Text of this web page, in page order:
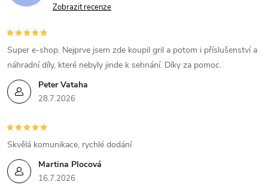
Zobrazit recenze
Peter Vataha
28.7.2026
Super e-shop. Nejprve jsem zde koupil gril a potom i příslušenství a
náhradní díly, které nebyly jinde k sehnání. Díky za pomoc.
Martina Plocová
16.7.2026
Skvělá komunikace, rychlé dodání